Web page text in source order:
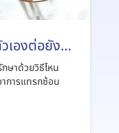
เองต่อยังไง
ษาด้วยวิธีไหน
การแทรกซ้อน